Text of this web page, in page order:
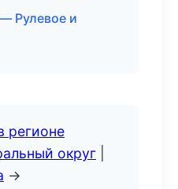
Рулевое и
регионе
округ
→